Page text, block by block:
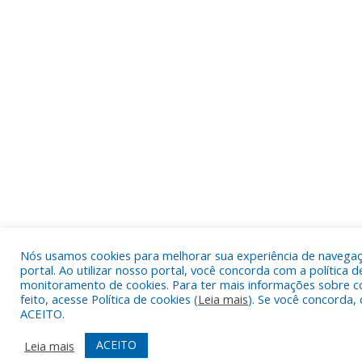
Nós usamos cookies para melhorar sua experiência de
portal. Ao utilizar nosso portal, você concorda com a política
monitoramento de cookies. Para ter mais informações sobre
feito, acesse Política de cookies (Leia mais). Se você concorda,
ACEITO.
Leia mais
ACEITO